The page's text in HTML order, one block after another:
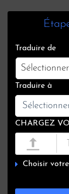
Traduire de
Traduire à
CHARGEZ
Choisir